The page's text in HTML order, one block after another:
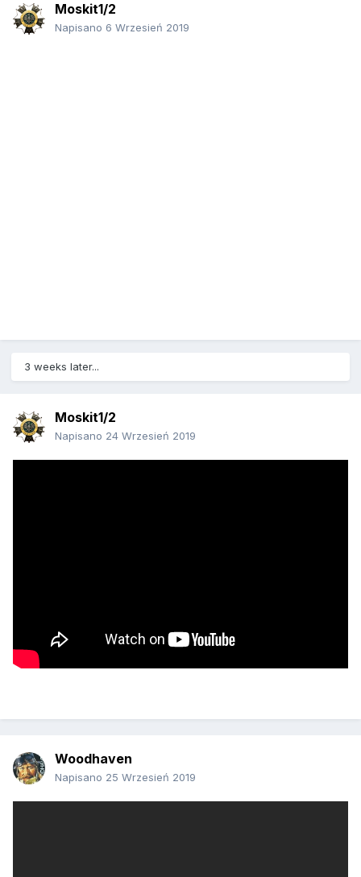
Moskit1/2
Napisano 6 Wrzesień 2019
3 weeks later...
Moskit1/2
Napisano 24 Wrzesień 2019
Woodhaven
Napisano 25 Wrzesień 2019